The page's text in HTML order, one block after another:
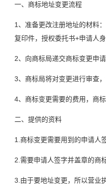
一、商标地址变更流程
1、准备更改注册地址的材料
复印件，授权委托书+申请人
2、向商标局递交商标变更申
3、商标局将对变更进行审查
4、商标变更需要的费用，商
二、提供的资料
1.商标变更需要用到的申请人
2.需要申请人签字并盖章的商
3.由于要地址变更，所以营业